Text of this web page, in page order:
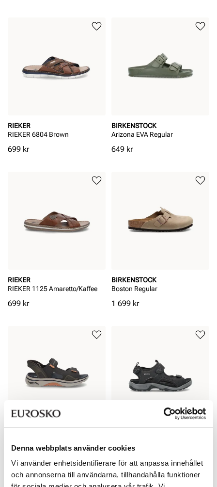
Denna webbplats använder cookies
Vi använder enhetsidentifierare för att anpassa innehållet
och annonserna till användarna, tillhandahålla funktioner
RIEKER
RIEKER 6804 Brown
Pris
699 kr
BIRKENSTOCK
Arizona EVA Regular
Pris
649 kr
RIEKER
RIEKER 1125 Amaretto/Kaffee
Pris
699 kr
BIRKENSTOCK
Boston Regular
Pris
1 699 kr
Rios
Pris
1 299 kr Pris
1 299 kr